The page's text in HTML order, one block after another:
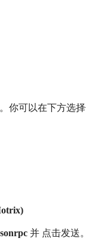
。你可以在下方选
并 点击发送。